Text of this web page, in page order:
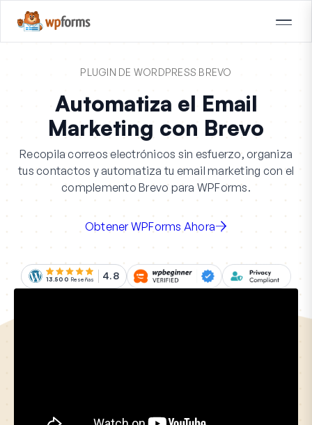
PLUGIN DE WORDPRESS BREVO
Automatiza el Email
Marketing con Brevo
Recopila correos electrónicos sin esfuerzo, organiza
tus contactos y automatiza tu email marketing con el
complemento Brevo para WPForms.
Obtener WPForms Ahora
13.500 Reseñas 4.8